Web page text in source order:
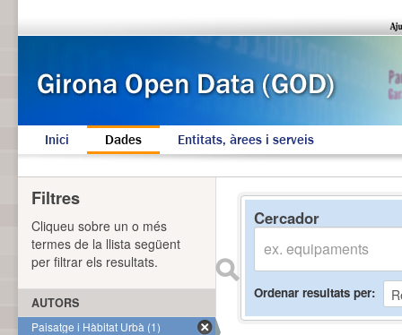
Inici Dades Entitats, àrees i serveis
Cercador
Ordenar resultats per
Filtres
Cliqueu sobre un o més
termes de la llista següent
per filtrar els resultats.
AUTORS
Paisatge i Hàbitat Urbà (1)